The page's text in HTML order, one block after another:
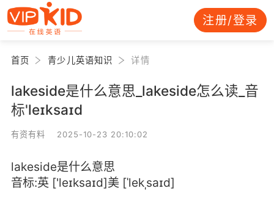
注册/登录
首页 青少儿英语知识 详情
lakeside是什么意思_lakeside怎么读_音
标'leɪksaɪd
有资有料 2025-10-23 20:10:02
lakeside是什么意思
音标:英 ['leɪksaɪd]美 [ˈlekˌsaɪd]